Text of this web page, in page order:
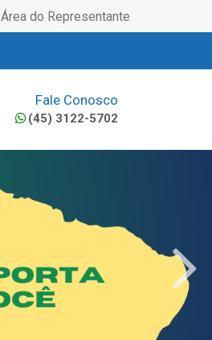
Área do Representante
Fale Conosco
(45) 3122-5702